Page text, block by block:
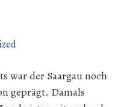
war der Saargau noch
geprägt. Damals